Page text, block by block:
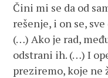
Čini mi se da od
rešenje, i on se,
(…) Ako je rad,
odstrani ih. (…) I
preziremo, koje